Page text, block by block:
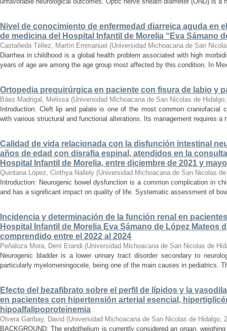
Nivel de conocimiento de enfermedad diarreica aguda en
de medicina del Hospital Infantil de Morelia “Eva Sámano
Castañeda Téllez, Martín Emmanuel (Universidad Michoacana de San
Diarrhea in childhood is a global health problem associated with high
years of age are among the age group most affected by this condition. In
Ortopedia prequirúrgica en paciente con fisura de labio y
Báez Madrigal, Melissa (Universidad Michoacana de San Nicolas de Hidalgo
Introduction: Cleft lip and palate is one of the most common craniofacial
with various structural and functional alterations. Its management requires a
Calidad de vida relacionada con la disfunción intestinal
años de edad con disrafia espinal, atendidos en la
Hospital Infantil de Morelia, entre diciembre de 2021 y
Quintana López, Cinthya Nallely (Universidad Michoacana de San Nicolas
Introduction: Neurogenic bowel dysfunction is a common complication in
and has a significant impact on quality of life. Systematic assessment of
Incidencia y determinación de la función renal en
Hospital Infantil de Morelia Eva Sámano de López Mateos
comprendido entre el 2022 al 2024
Peñaloza Mora, Dení Erandi (Universidad Michoacana de San Nicolas de
Neurogenic bladder is a lower urinary tract disorder secondary to
particularly myelomeningocele, being one of the main causes in pediatrics.
Efecto del bezafibrato sobre el perfil de lípidos y la
en pacientes con hipertensión arterial esencial,
hipoalfalipoproteinemia
Olvera Garibay, David (Universidad Michoacana de San Nicolas de Hidalgo,
BACKGROUND: The endothelium is currently considered an organ,